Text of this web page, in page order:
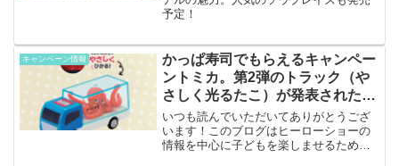
予定！
キャンペーン情報
かっぱ寿司でもらえるキャンペー
ントミカ。第2弾のトラック（や
さしく光るたこ）が発表された
よ。
いつも読んでいただいてありがとうござ
います！このブログはヒーローショーの
情報を中心に子どもを楽しませるための